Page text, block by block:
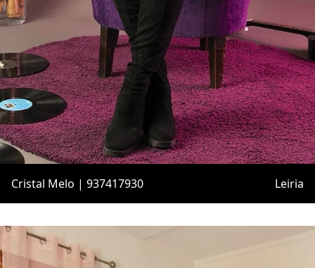
Cristal Melo | 937417930 Leiria